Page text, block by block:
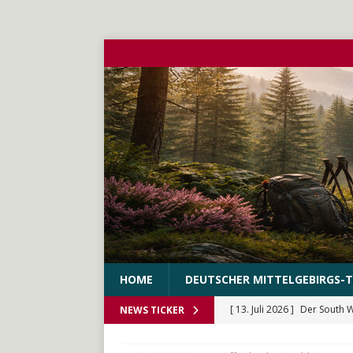
HOME DEUTSCHER
NEWS TICKER [ 13. Juli 2026 ] Der South